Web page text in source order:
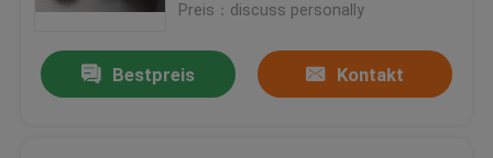
Haus
Preis：discuss personally
Bestpreis Kontakt